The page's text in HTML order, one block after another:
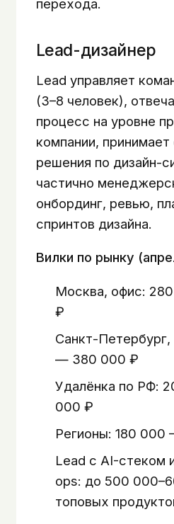
перехода.
Lead-дизайнер
Lead управляет
(3–8 человек),
процесс на уровне
компании, принимает
решения по дизайн-
частично
онбординг, ревью,
спринтов дизайна.
Вилки по рынку
Москва, офис:
₽
Санкт-
— 380 000 ₽
Удалёнка по РФ:
000 ₽
Регионы: 180
Lead с AI-стеком
ops: до 500
топовых